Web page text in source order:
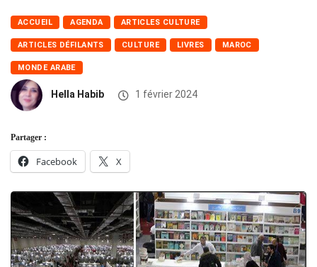
ACCUEIL AGENDA ARTICLES CULTURE
ARTICLES DÉFILANTS CULTURE LIVRES MAROC
MONDE ARABE
Hella Habib 1 février 2024
Partager :
Facebook X